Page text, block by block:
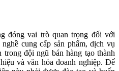
đóng vai trò quan trọng đối với
cung cấp sản phẩm, dịch vụ
đội ngũ bán hàng tạo thành
và văn hóa doanh nghiệp. Để